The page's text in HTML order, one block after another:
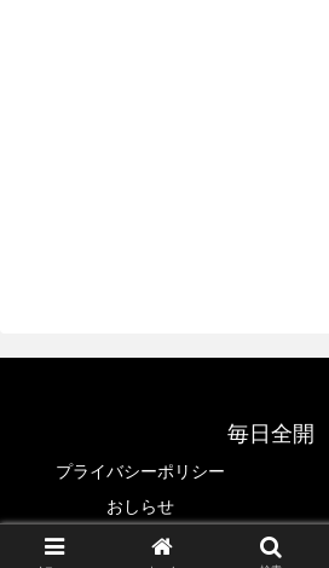
毎日全開
プライバシーポリシー
おしらせ
© 2019 毎日全開.